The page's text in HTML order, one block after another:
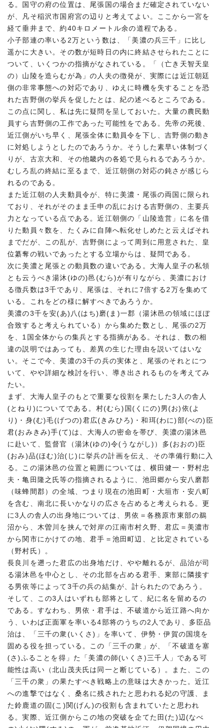
る。国守の府の位置は、尾張国の場合まだ確定されていない
が、凡そ稲沢市国府宮の辺りと考えてよい。ここから一宮を
経て垂井まで、約40キロメートル余の道程である。
小子部連の率いる2万という数は、「美濃の兵三千」に比し
遥かに大きい。その数が短時日の内に終結させられたことに
ついて、いくつかの指摘がなされている。「（亡き天智天皇
の）山陵を造らむが為」の人夫の徴発が、実際には近江朝廷
側の非常事態への対応であり、ゆえに時機を失することを恐
れた吉野側の挙兵を促したとは、紀の述べるところである。
この点に関し、私は先に疑問を呈しておいた。大量の農民動
員すら吉野側の工作であった可能性をである。先帝の死後、
近江側がいち早く、尾張全体に動員令を下し、吉野側の動き
に対処しようとしたのであろうか。そうした素早い体制づく
りが、古京大和、その他畿内の各処で見られるであろうか。
むしろ乱の終結に至るまで、近江朝側の対応の鈍さが感じら
れるのである。
また近江朝の人夫動員令が、特に美濃・尾張の両国に限られ
ており、それがそのまま壬申の乱における吉野側の、主要兵
力となっている点である。近江朝側の「山陵造営」に名を借
りた動員々数を、たくみに自陣へ転化せしめたと云えばそれ
までだが、この乱が、吉野側によって周到に用意された、皇
位纂奪の戦いであったとする立場からは、疑問である。
次に美濃と尾張との動員数の違いである。大海人皇子の私領
とも云うべき湯沐(ゆの)邑(むら)が有りながら、美濃におけ
る徴兵数は3千であり、尾張は、それに7倍する2万を集めて
いる。これをどの様に解すべきであろうか。
美濃の3千を安(あ)八(はち)磨(ま)一郡（湯沐邑の領域にほぼ
合致すると考えられている）から集めた数とし、尾張の2万
を、1国全体からの集兵とする指摘がある。それは、数の相
違の説明ではあっても、差異の生じた理由を説いてはいな
い。そこで今、美濃の3千の兵の実体と、尾張のそれとにつ
いて、やや詳細な検討を行い、導き出されるものを考えてみ
たい。
まず、大海人皇子のもとで重要な役割を果たした3人の舎人
(とねり)についてである。村(むら)国(くにの)男(お)依(よ
り)・身(む)毛(げつの)君広(きみひろ)・和珥(わに)部(べの)臣
君(おみきみ)手(て)は、大海人の密命を帯び、美濃の湯沐邑
に赴いて、監督官（湯沐(ゆの)令(うながし)）多(おおの)臣
(おみ)品(ほむ)治(じ)に挙兵の計画を伝え、その準備行動に入
る。この湯沐邑の位置と範囲については、横田健一・野村忠
夫・亀田隆之氏等の指摘されるように、池田郷から安八磨郡
（味蜂間郡）の全域、つまり現在の池田町・大垣市・安八町
を含む、南北に長いかなりの広さを占めると考えられる。更
に3人の舎人の出身地については、男依＝各務原市東部の鵜
沼から、木曽川を挟んで対岸の江南市村久野、君広＝美濃市
から関市にかけての地、君手＝池田町辺、と比定されている
（野村氏）。
長良川を遡った君広の出身地だけ、やや離れるが、品治が司
る湯沐邑を中心とし、その北部を占める君手、東部に隣接す
る男依等によって3千の兵の結集が、計られたのであろう。
そして、この3人はいずれも部将として、紀に名を留めるの
である。すなわち、男依・君手は、不破道から近江路へ向か
う、いわば正面軍を率いる4部将のうちの2人であり、多臣品
治は、「三千の衆(いくさ)」を率いて、伊勢・伊賀の国境を
固める役を担っている。この「三千の衆」が、「不破道を塞
(さ)ふることを得」た「美濃の師(いくさ)三千人」である可
能性は高い（北山茂夫氏は同一と断じている）。また、この
「三千の衆」の果たすべき戦略上の意味は大きかった。近江
への進撃ではなく、桑名に残されたと思われる妃の守護、ま
た鈴鹿道の固(こ)関(げん)の役割も含まれていたと思われ
る。実際、近江側からこの地の突破を企てた田(た)辺(なべ